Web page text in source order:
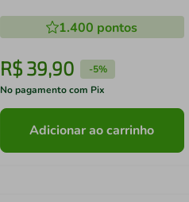
BORDO
1.400 pontos
R$ 39,90 -5%
No pagamento com Pix
Adicionar ao carrinho